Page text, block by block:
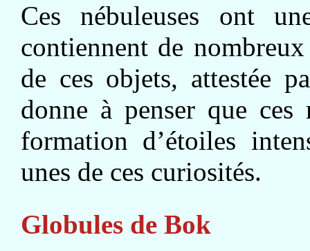
Ces nébuleuses ont
contiennent de
de ces objets, attestée
donne à penser que ces
formation d’étoiles
unes de ces curiosités.
Globules de Bok